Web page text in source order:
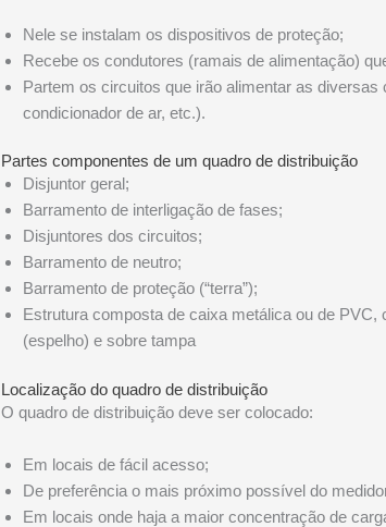
Nele se instalam os dispositivos de proteção;
Recebe os condutores (ramais de alimentação)
Partem os circuitos que irão alimentar as
condicionador de ar, etc.).
Partes componentes de um quadro de distribuição
Disjuntor geral;
Barramento de interligação de fases;
Disjuntores dos circuitos;
Barramento de neutro;
Barramento de proteção (“terra”);
Estrutura composta de caixa metálica ou de
(espelho) e sobre tampa
Localização do quadro de distribuição
O quadro de distribuição deve ser colocado:
Em locais de fácil acesso;
De preferência o mais próximo possível do
Em locais onde haja a maior concentração de